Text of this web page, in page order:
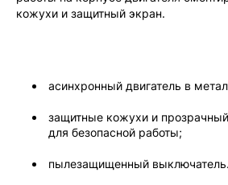
кожухи и защитный экран.
асинхронный двигатель в
защитные кожухи и
для безопасной работы;
пылезащищенный выключатель.